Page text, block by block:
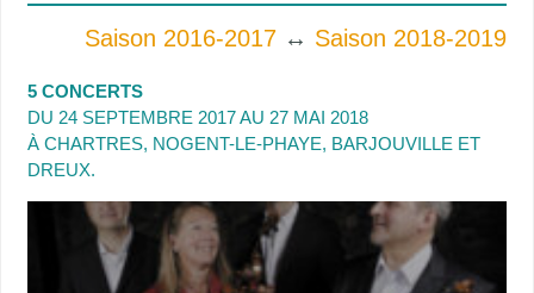
Saison 2016-2017 ↔️ Saison 2018-2019
5 CONCERTS
DU 24 SEPTEMBRE 2017 AU 27 MAI 2018
À CHARTRES, NOGENT-LE-PHAYE, BARJOUVILLE ET
DREUX.